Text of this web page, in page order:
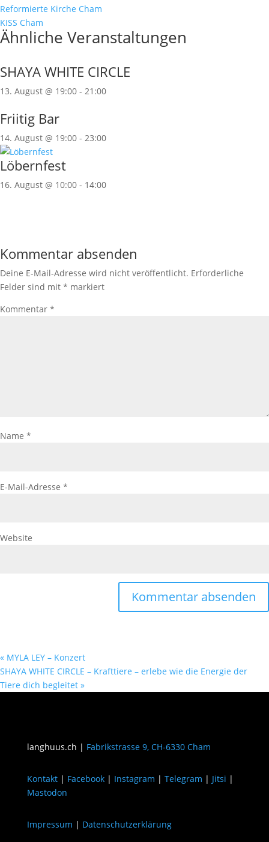
Reformierte Kirche Cham
KISS Cham
Ähnliche Veranstaltungen
SHAYA WHITE CIRCLE
13. August @ 19:00 - 21:00
Friitig Bar
14. August @ 19:00 - 23:00
Löbernfest
16. August @ 10:00 - 14:00
Kommentar absenden
Deine E-Mail-Adresse wird nicht veröffentlicht. Erforderliche
Felder sind mit * markiert
Kommentar *
Name *
E-Mail-Adresse *
Website
« MYLA LEY – Konzert
SHAYA WHITE CIRCLE – Krafttiere – erlebe wie die Energie der
Tiere dich begleitet »
langhuus.ch | Fabrikstrasse 9, CH-6330 Cham
Kontakt| Facebook| Instagram | Telegram | Jitsi |
Mastodon
Impressum | Datenschutzerklärung